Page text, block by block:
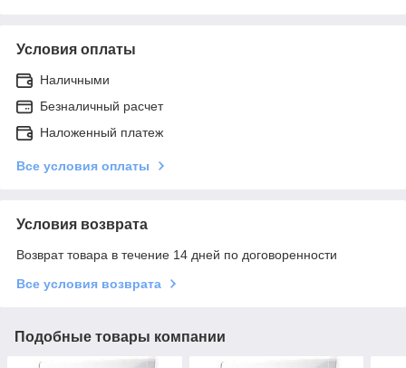
Условия оплаты
Наличными
Безналичный расчет
Наложенный платеж
Все условия оплаты
Условия возврата
Возврат товара в течение 14 дней по договоренности
Все условия возврата
Подобные товары компании